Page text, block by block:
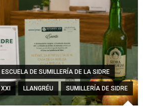
ESCUELA DE SUMILLERÍA DE LA SIDRE
XXI LLANGRÉU SUMILLERÍA DE SIDRE